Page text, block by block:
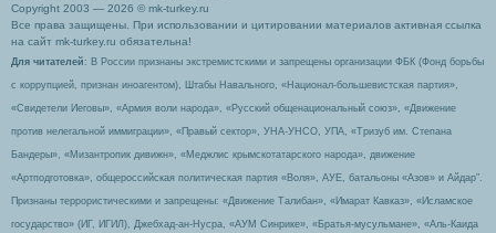
Copyright 2003 — 2026 © mk-turkey.ru
Все права защищены. При использовании и цитировании материалов активная ссылка
на сайт mk-turkey.ru обязательна!
Для читателей : В России признаны экстремистскими и запрещены организации ФБК (Фонд борьбы
с коррупцией, признан иноагентом), Штабы Навального, «Национал-большевистская партия»,
«Свидетели Иеговы», «Армия воли народа», «Русский общенациональный союз», «Движение
против нелегальной иммиграции», «Правый сектор», УНА-УНСО, УПА, «Тризуб им. Степана
Бандеры», «Мизантропик дивижн», «Меджлис крымскотатарского народа», движение
«Артподготовка», общероссийская политическая партия «Воля», АУЕ, батальоны «Азов» и Айдар″.
Признаны террористическими и запрещены: «Движение Талибан», «Имарат Кавказ», «Исламское
государство» (ИГ, ИГИЛ), Джебхад-ан-Нусра, «АУМ Синрике», «Братья-мусульмане», «Аль-Каида